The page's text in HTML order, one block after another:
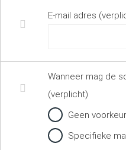
E-mail adres
Wanneer mag de
(verplicht)
Geen voorkeur
Specifieke